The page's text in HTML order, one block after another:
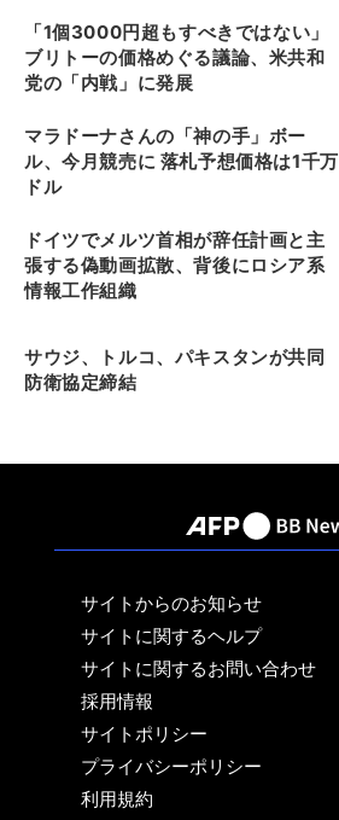
「1個3000円超もすべきではない」
ブリトーの価格めぐる議論、米共和
党の「内戦」に発展
マラドーナさんの「神の手」ボー
ル、今月競売に 落札予想価格は1千万
ドル
ドイツでメルツ首相が辞任計画と主
張する偽動画拡散、背後にロシア系
情報工作組織
サウジ、トルコ、パキスタンが共同
防衛協定締結
サイトからのお知らせ
サイトに関するヘルプ
サイトに関するお問い合わせ
採用情報
サイトポリシー
プライバシーポリシー
利用規約